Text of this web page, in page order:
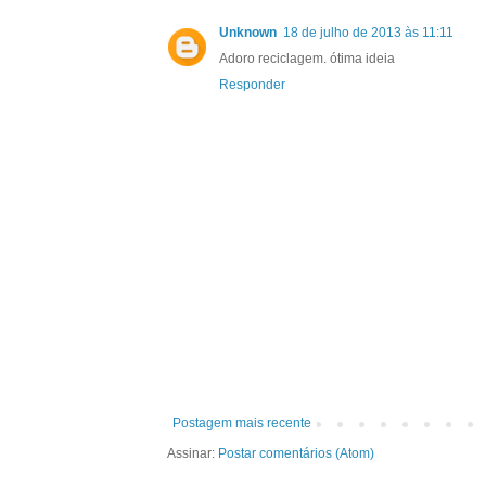
Unknown 18 de julho de 2013 às 11:11
Adoro reciclagem. ótima ideia
Responder
Postagem mais recente
Assinar: Postar comentários (Atom)